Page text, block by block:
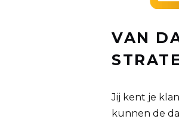
VAN
Jij kent je
kunnen de